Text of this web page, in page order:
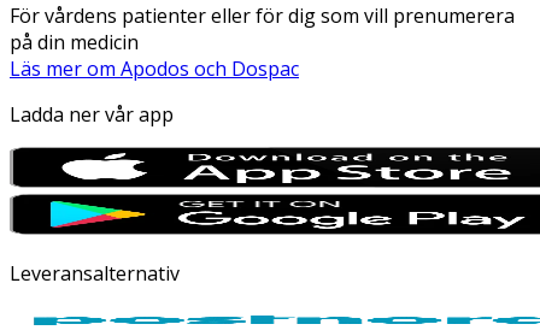
För vårdens patienter eller för dig som vill prenumerera
på din medicin
Läs mer om Apodos och Dospac
Ladda ner vår app
Leveransalternativ